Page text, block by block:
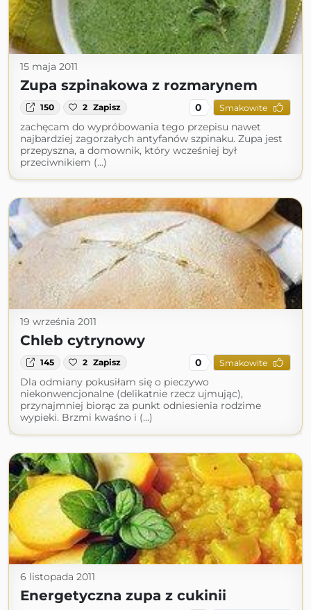
15 maja 2011
Zupa szpinakowa z rozmarynem
150 2 Zapisz 0 Smakowite
zachęcam do wypróbowania tego przepisu nawet
najbardziej zagorzałych antyfanów szpinaku. Zupa jest
przepyszna, a domownik, który wcześniej był
przeciwnikiem (...)
19 września 2011
Chleb cytrynowy
145 2 Zapisz 0 Smakowite
Dla odmiany pokusiłam się o pieczywo
niekonwencjonalne (delikatnie rzecz ujmując),
przynajmniej biorąc za punkt odniesienia rodzime
wypieki. Brzmi kwaśno i (...)
6 listopada 2011
Energetyczna zupa z cukinii